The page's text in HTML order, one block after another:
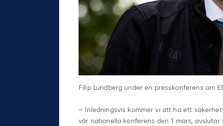
Filip Lundberg under en presskonferens om
– Inledningsvis kommer vi att ha ett
vår nationella konferens den 1 mars, avslutar